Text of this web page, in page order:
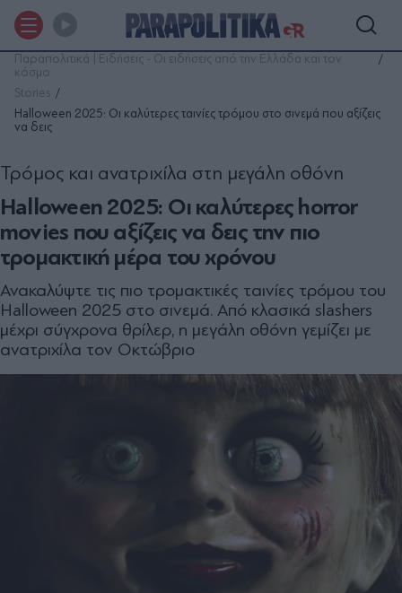
Παραπολιτικά | Ειδήσεις - Οι ειδήσεις από την Ελλάδα και τον
κόσμο
Stories
Halloween 2025: Οι καλύτερες ταινίες τρόμου στο σινεμά που αξίζεις
να δεις
Halloween 2025: Οι καλύτερες horror
movies που αξίζεις να δεις την πιο
τρομακτική μέρα του χρόνου
Τρόμος και ανατριχίλα στη μεγάλη οθόνη
Ανακαλύψτε τις πιο τρομακτικές ταινίες τρόμου του
Halloween 2025 στο σινεμά. Από κλασικά slashers
μέχρι σύγχρονα θρίλερ, η μεγάλη οθόνη γεμίζει με
ανατριχίλα τον Οκτώβριο